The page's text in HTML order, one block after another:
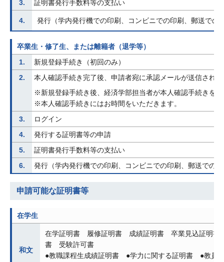
3. 証明書発行手数料等の支払い
4. 発行（学内発行機での印刷、コンビニでの印刷、郵送での
卒業生・修了生、または離籍者（退学等）
1.
新規登録手続き（初回のみ）
2.
本人確認手続き完了後、申請者宛に承認メールが送信され
※新規登録手続き後、経済学部担当者が本人確認手続きを
※本人確認手続きにはお時間をいただきます。
3.
ログイン
4.
発行する証明書等の申請
5.
証明書発行手数料等の支払い
6.
発行（学内発行機での印刷、コンビニでの印刷、郵送での
申請可能な証明書等
在学生
和文
在学証明書 履修証明書 成績証明書 卒業見込証明
書 受験許可書
●教職課程生成績証明書 ●学力に関する証明書 ●教員